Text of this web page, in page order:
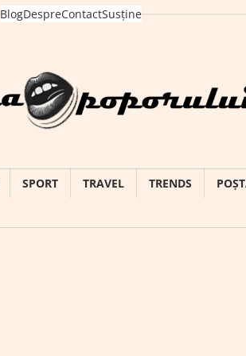
BlogDespreContactSusține
SPORT TRAVEL TRENDS